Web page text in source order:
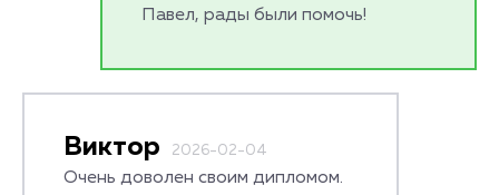
Павел, рады были помочь!
Виктор 2026-02-04
Очень доволен своим дипломом.